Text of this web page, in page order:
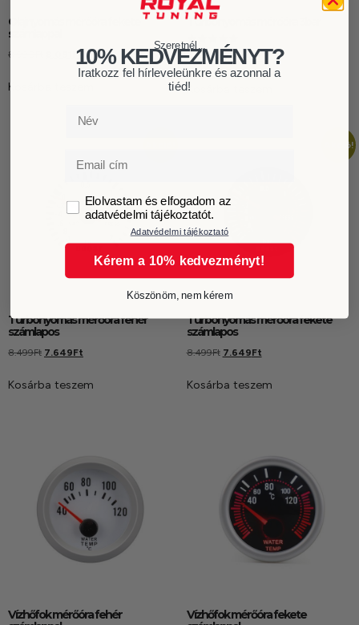
Olajnyomás mérőóra fekete
számlappal
8.990 Ft
Kosárba teszem
Turbónyomás mérőóra 3bar
Értékelés:
5.00
/ 5
8.499Ft 7.649Ft
Kosárba teszem
Turbónyomás mérőóra fehér
számlapos
8.499Ft 7.649Ft
Kosárba teszem
Akció!
Turbónyomás mérőóra fekete
számlapos
8.499Ft 7.649Ft
Kosárba teszem
Vízhőfok mérőóra fehér
Vízhőfok mérőóra fekete
Szeretnél...
10% KEDVEZMÉNYT?
Iratkozz fel hírleveleünkre és azonnal a
tiéd!
Név
Email
GDPRElolvastam és elfogadom az
adatvédelmi tájékoztatót.
Adatvédelmi tájékoztató
Kérem a 10% kedvezményt!
Köszönöm, nem kérem